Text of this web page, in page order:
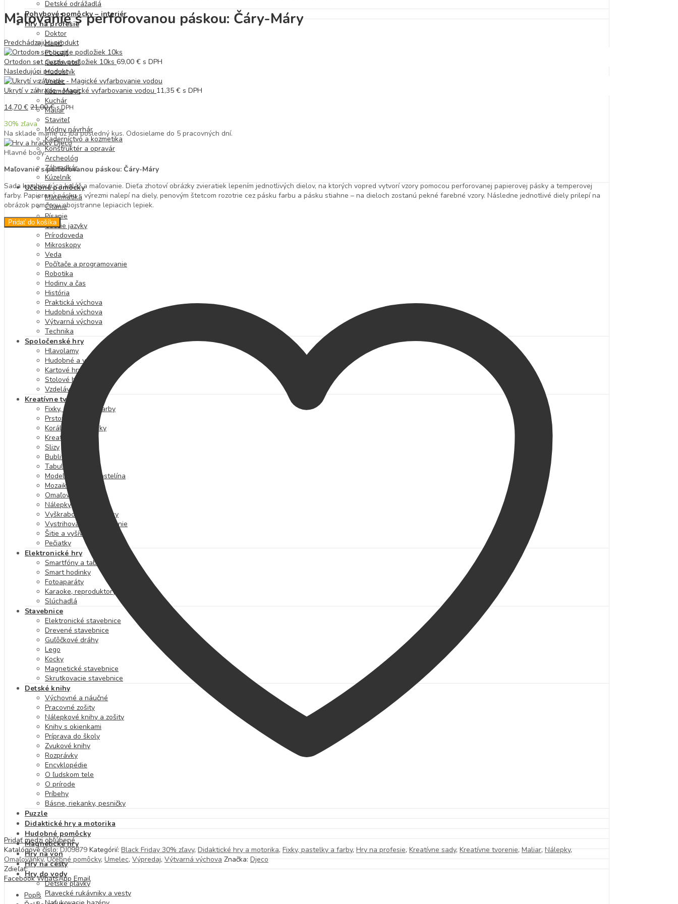
Detské odrážadlá
Pohybové pomôcky – interiér
Hry na profesie
Doktor
Hasič
Policajt
Cestovateľ
Hudobník
Vedec
Kozmonaut
Kuchár
Maliar
Staviteľ
Módny návrhár
Kaderníctvo a kozmetika
Konštruktér a opravár
Archeológ
Záhradkár
Kúzelník
Učebné pomôcky
Matematika
Čítanie
Písanie
Cudzie jazyky
Prírodoveda
Mikroskopy
Veda
Počítače a programovanie
Robotika
Hodiny a čas
História
Praktická výchova
Hudobná výchova
Výtvarná výchova
Technika
Spoločenské hry
Hlavolamy
Hudobné a výtvarné hry
Kartové hry
Stolové hry
Vzdelávacie hry
Kreatívne tvorenie
Fixky, pastelky a farby
Prstové farby
Korálky a kamienky
Kreatívne sady
Slizy
Bublifuky
Tabule
Modelovanie a plastelína
Mozaiky
Omaľovánky
Nálepky
Vyškrabovacie obrázky
Vystrihovanie a skladanie
Šitie a vyšívanie
Pečiatky
Elektronické hry
Smartfóny a tablety
Smart hodinky
Fotoaparáty
Karaoke, reproduktory a mikrofóny
Slúchadlá
Stavebnice
Elektronické stavebnice
Drevené stavebnice
Guľôčkové dráhy
Lego
Kocky
Magnetické stavebnice
Skrutkovacie stavebnice
Detské knihy
Výchovné a náučné
Pracovné zošity
Nálepkové knihy a zošity
Knihy s okienkami
Príprava do školy
Zvukové knihy
Rozprávky
Encyklopédie
O ľudskom tele
O prírode
Príbehy
Básne, riekanky, pesničky
Puzzle
Didaktické hry a motorika
Hudobné pomôcky
Magnetické hry
Hry na von
Hry na cesty
Hry do vody
Detské plavky
Plavecké rukávniky a vesty
Maľovanie s perforovanou páskou: Čáry-Máry
Predchádzajúci produkt
Ortodon set puzzle podložiek 10ks 69,00 € s DPH
Nasledujúci produkt
Ukrytí v záhrade - Magické vyfarbovanie vodou 11,35 € s DPH
14,70 € 21,00€ s DPH
30% zľava
Na sklade máme už iba posledný kus. Odosielame do 5 pracovných dní.
Hlavné body:
Maľovanie s perforovanou páskou: Čáry-Máry
Sada kombinujúca koláž a maľovanie. Dieťa zhotoví obrázky zvieratiek lepením jednotlivých dielov, na ktorých vopred vytvorí vzory pomocou perforovanej papierovej pásky a temperovej
farby. Papierovú pásku s výrezmi nalepí na diely, penovým štetcom rozotrie cez pásku farbu a pásku stiahne – na dieloch zostanú pekné farebné vzory. Následne jednotlivé diely prilepí na
obrázok pomocou obojstranne lepiacich lepiek.
Pridať do košíka
Pridať medzi obľúbené
Katalógové číslo:DJ09879 Kategórií: Black Friday 30% zľavy, Didaktické hry a motorika, Fixky, pastelky a farby, Hry na profesie, Kreatívne sady, Kreatívne tvorenie, Maliar, Nálepky,
Omaľovánky,Učebné pomôcky, Umelec, Výpredaj, Výtvarná výchova Značka: Djeco
Zdieľať:
Facebook WhatsApp Email
Popis